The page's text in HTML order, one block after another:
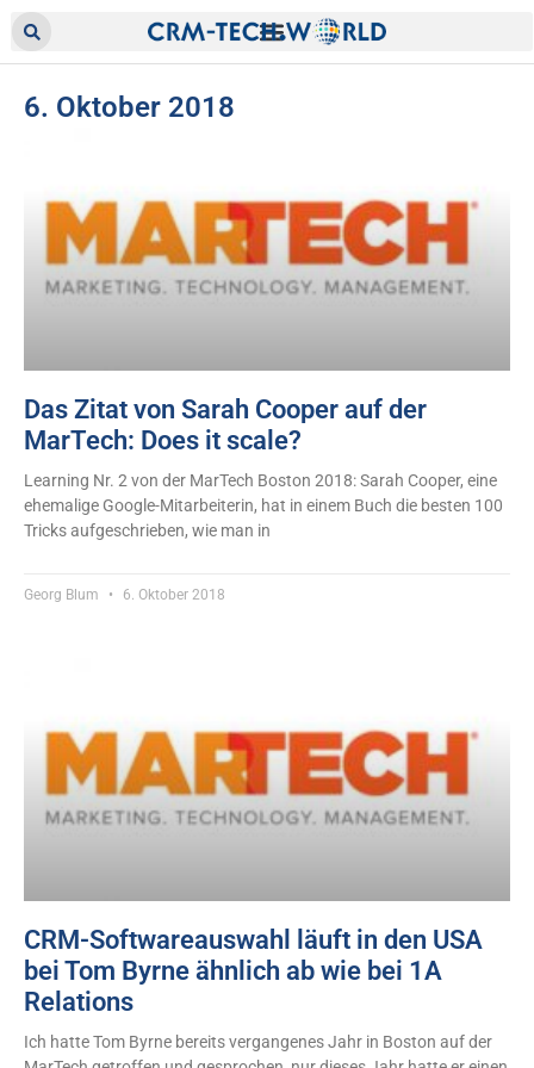
6. Oktober 2018
Das Zitat von Sarah Cooper auf der
MarTech: Does it scale?
Learning Nr. 2 von der MarTech Boston 2018: Sarah Cooper, eine
ehemalige Google-Mitarbeiterin, hat in einem Buch die besten 100
Tricks aufgeschrieben, wie man in
Georg Blum 6. Oktober 2018
CRM-Softwareauswahl läuft in den USA
bei Tom Byrne ähnlich ab wie bei 1A
Relations
Ich hatte Tom Byrne bereits vergangenes Jahr in Boston auf der